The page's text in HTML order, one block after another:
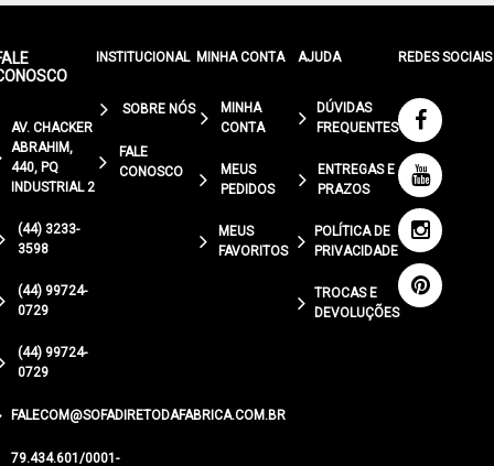
AV. CHACKER
ABRAHIM,
440, PQ
INDUSTRIAL 2
(44) 3233-
3598
(44) 99724-
0729
(44) 99724-
0729
FALECOM@SOFADIRETODAFABRICA.COM.BR
79.434.601/0001-
INSTITUCIONAL
SOBRE NÓS
FALE
CONOSCO
MINHA CONTA
MINHA
CONTA
MEUS
PEDIDOS
MEUS
FAVORITOS
AJUDA
DÚVIDAS
FREQUENTES
ENTREGAS E
PRAZOS
POLÍTICA DE
PRIVACIDADE
TROCAS E
DEVOLUÇÕES
REDES SOCIAIS